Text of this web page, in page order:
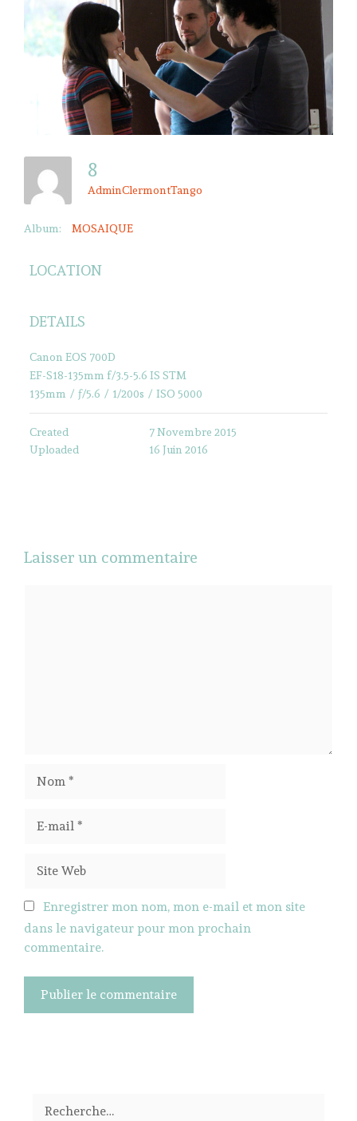
8
AdminClermontTango
Album: MOSAIQUE
LOCATION
DETAILS
Canon EOS 700D
EF-S18-135mm f/3.5-5.6 IS STM
135mm / ƒ/5.6 / 1/200s / ISO 5000
Created
7 Novembre 2015
Uploaded
16 Juin 2016
Laisser un commentaire
mail
Web
Enregistrer mon nom, mon e-mail et mon site
dans le navigateur pour mon prochain
commentaire.